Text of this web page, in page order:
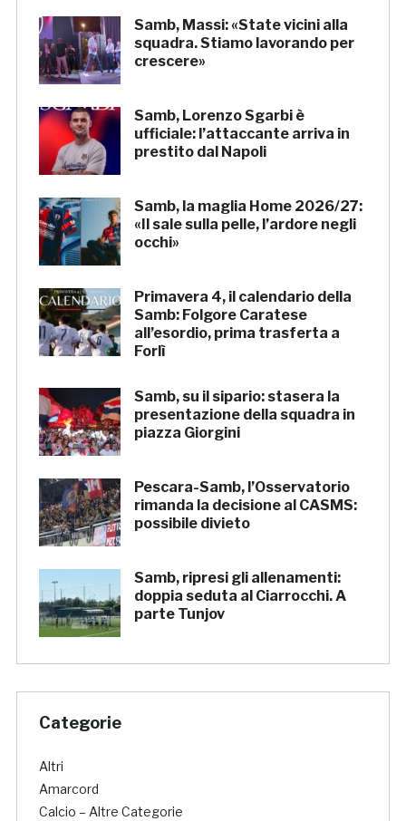
Samb, Massi: «State vicini alla
squadra. Stiamo lavorando per
crescere»
Samb, Lorenzo Sgarbi è
ufficiale: l’attaccante arriva in
prestito dal Napoli
Samb, la maglia Home 2026/27:
«Il sale sulla pelle, l’ardore negli
occhi»
Primavera 4, il calendario della
Samb: Folgore Caratese
all’esordio, prima trasferta a
Forlì
Samb, su il sipario: stasera la
presentazione della squadra in
piazza Giorgini
Pescara-Samb, l’Osservatorio
rimanda la decisione al CASMS:
possibile divieto
Samb, ripresi gli allenamenti:
doppia seduta al Ciarrocchi. A
parte Tunjov
Categorie
Altri
Amarcord
Calcio – Altre Categorie